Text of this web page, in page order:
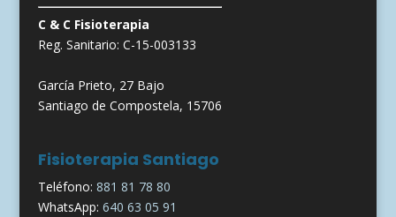
C & C Fisioterapia
Reg. Sanitario: C-15-003133
García Prieto, 27 Bajo
Santiago de Compostela, 15706
Fisioterapia Santiago
Teléfono: 881 81 78 80
WhatsApp: 640 63 05 91